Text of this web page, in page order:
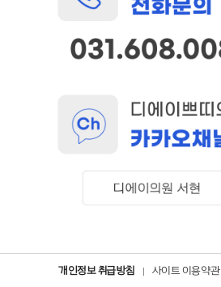
개인정보 취급방침 사이트 이용약관